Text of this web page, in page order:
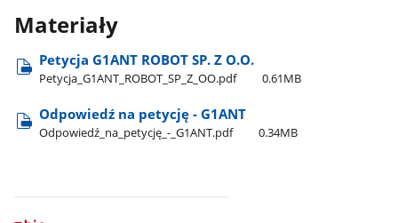
Materiały
Petycja G1ANT ROBOT SP. Z O.O.
Petycja​_G1ANT​_ROBOT​_SP​_Z​_OO.pdf 0.61MB
Odpowiedź na petycję - G1ANT
Odpowiedź​_na​_petycję​_-​_G1ANT.pdf 0.34MB